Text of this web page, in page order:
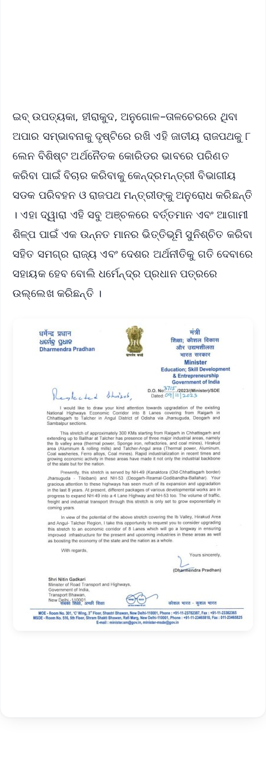
ଇବ୍ ଉପତ୍ୟକା, ହୀରାକୁଦ, ଅନୁଗୋଳ–ତାଳଚେରରେ ଥିବା
ଅପାର ସମ୍ଭାବନାକୁ ଦୃଷ୍ଟିରେ ରଖି ଏହି ଜାତୀୟ ରାଜପଥକୁ ୮
ଲେନ ବିଶିଷ୍ଟ ଅର୍ଥନୈତକ କୋରିଡର ଭାବରେ ପରିଣତ
କରିବା ପାଇଁ ବିଚାର କରିବାକୁ କେନ୍ଦ୍ରମନ୍ତ୍ରୀ ବିଭାଗୀୟ
ସଡକ ପରିବହନ ଓ ରାଜପଥ ମନ୍ତ୍ରୀଙ୍କୁ ଅନୁରୋଧ କରିଛନ୍ତି
। ଏହା ଦ୍ୱାରା ଏହି ସବୁ ଅଞ୍ଚଳରେ ବର୍ତ୍ତମାନ ଏବଂ ଆଗାମୀ
ଶିଳ୍ପ ପାଇଁ ଏକ ଉନ୍ନତ ମାନର ଭିତ୍ତିଭୂମି ସୁନିଶ୍ଚିତ କରିବା
ସହିତ ସମଗ୍ର ରାଜ୍ୟ ଏବଂ ଦେଶର ଅର୍ଥନୀତିକୁ ଗତି ଦେବାରେ
ସହାୟକ ହେବ ବୋଲି ଧର୍ମେନ୍ଦ୍ର ପ୍ରଧାନ ପତ୍ରରେ
ଉଲ୍ଲେଖ କରିଛନ୍ତି ।